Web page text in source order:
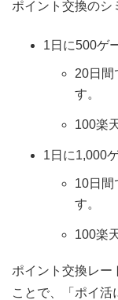
ポイント交換のシ
1日に500ゲ
20日間
す。
100楽
1日に1,000
10日間
す。
100楽
ポイント交換レー
ことで、「ポイ活